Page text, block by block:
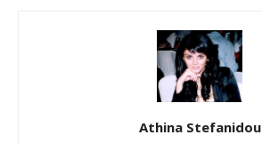
Athina Stefanidou